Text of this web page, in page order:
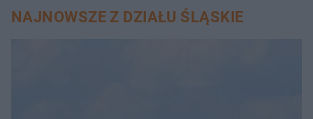
NAJNOWSZE Z DZIAŁU ŚLĄSKIE